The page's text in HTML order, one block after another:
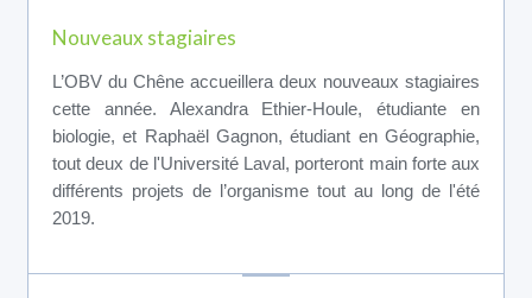
Nouveaux stagiaires
L’OBV du Chêne accueillera deux nouveaux stagiaires
cette année. Alexandra Ethier-Houle, étudiante en
biologie, et Raphaël Gagnon, étudiant en Géographie,
tout deux de l'Université Laval, porteront main forte aux
différents projets de l’organisme tout au long de l'été
2019.